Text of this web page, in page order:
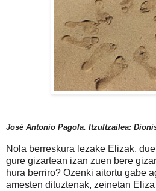
José Antonio Pagola. Itzultzailea:
Nola berreskura lezake Elizak,
gure gizartean izan zuen bere
hura berriro? Ozenki aitortu gabe
amesten dituztenak, zeinetan